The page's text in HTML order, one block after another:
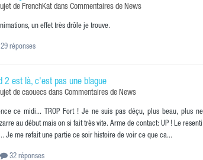
de FrenchKat dans Commentaires de News
un effet très drôle je trouve.
29 réponses
2 est là, c'est pas une blague
de caouecs dans Commentaires de News
ce midi... TROP Fort ! Je ne suis pas déçu, plus beau, plus
au début mais on si fait très vite. Arme de contact: UP ! Le
Je me refait une partie ce soir histoire de voir ce que ca...
32 réponses